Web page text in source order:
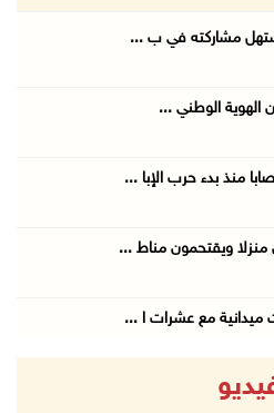
يستهل مشاركته في ب ...
الهوية الوطني ...
منزلا ويقتحمون مناط ...
ميدانية مع عشرات ا ...
يتصاعد في أوساط ...